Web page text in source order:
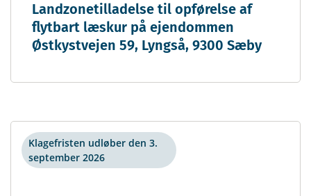
Landzonetilladelse til opførelse af
flytbart læskur på ejendommen
Østkystvejen 59, Lyngså, 9300 Sæby
Klagefristen udløber den 3.
september 2026